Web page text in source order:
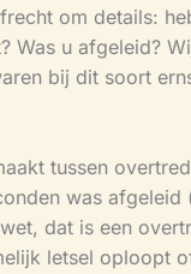
om details:
Was u afgeleid?
bij dit soort
tussen
was
dat is een
letsel oploopt